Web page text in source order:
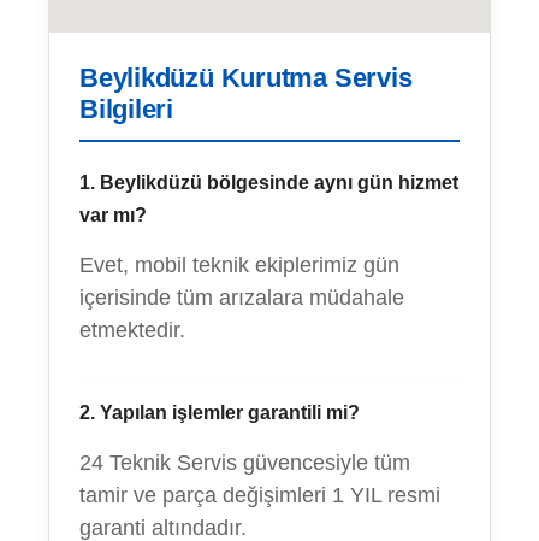
Beylikdüzü Kurutma Servis
Bilgileri
1. Beylikdüzü bölgesinde aynı gün hizmet
var mı?
Evet, mobil teknik ekiplerimiz gün
içerisinde tüm arızalara müdahale
etmektedir.
2. Yapılan işlemler garantili mi?
24 Teknik Servis güvencesiyle tüm
tamir ve parça değişimleri 1 YIL resmi
garanti altındadır.